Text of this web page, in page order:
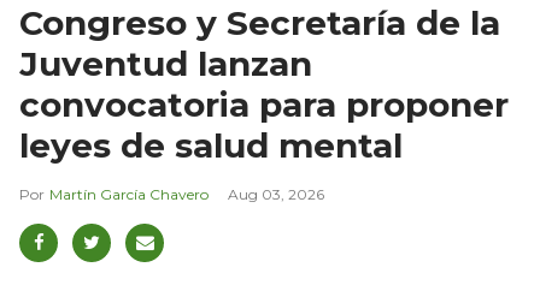
Congreso y Secretaría de la
Juventud lanzan
convocatoria para proponer
leyes de salud mental
Martín García Chavero Aug 03, 2026